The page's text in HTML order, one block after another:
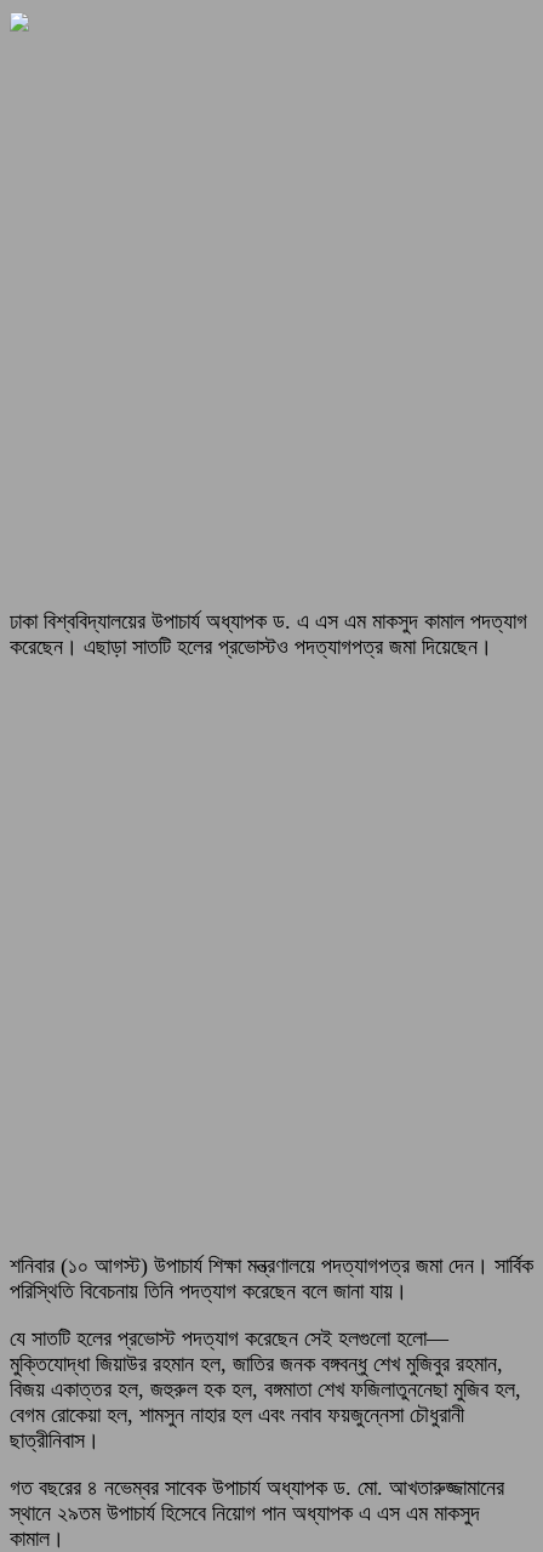
ঢাকা বিশ্ববিদ্যালয়ের উপাচার্য অধ্যাপক ড. এ এস এম মাকসুদ কামাল পদত্যাগ
করেছেন। এছাড়া সাতটি হলের প্রভোস্টও পদত্যাগপত্র জমা দিয়েছেন।
শনিবার (১০ আগস্ট) উপাচার্য শিক্ষা মন্ত্রণালয়ে পদত্যাগপত্র জমা দেন। সার্বিক
পরিস্থিতি বিবেচনায় তিনি পদত্যাগ করেছেন বলে জানা যায়।
যে সাতটি হলের প্রভোস্ট পদত্যাগ করেছেন সেই হলগুলো হলো—
মুক্তিযোদ্ধা জিয়াউর রহমান হল, জাতির জনক বঙ্গবন্ধু শেখ মুজিবুর রহমান,
বিজয় একাত্তর হল, জহুরুল হক হল, বঙ্গমাতা শেখ ফজিলাতুননেছা মুজিব হল,
বেগম রোকেয়া হল, শামসুন নাহার হল এবং নবাব ফয়জুন্নেসা চৌধুরানী
ছাত্রীনিবাস।
গত বছরের ৪ নভেম্বর সাবেক উপাচার্য অধ্যাপক ড. মো. আখতারুজ্জামানের
স্থানে ২৯তম উপাচার্য হিসেবে নিয়োগ পান অধ্যাপক এ এস এম মাকসুদ
কামাল।